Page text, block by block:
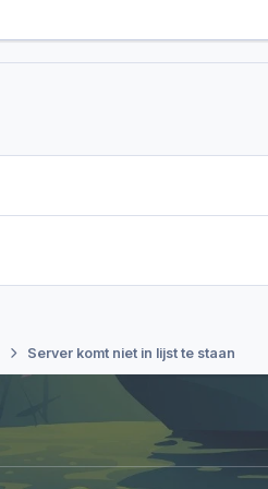
Server komt niet in lijst te staan